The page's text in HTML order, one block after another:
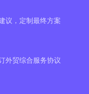
议，定制最终方案
外贸综合服务协议